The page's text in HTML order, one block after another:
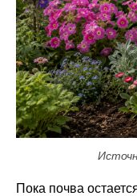
Пока почва